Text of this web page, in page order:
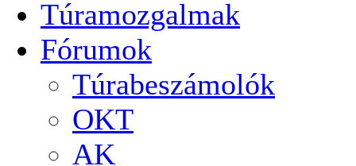
Túramozgalmak
Fórumok
Túrabeszámolók
OKT
AK